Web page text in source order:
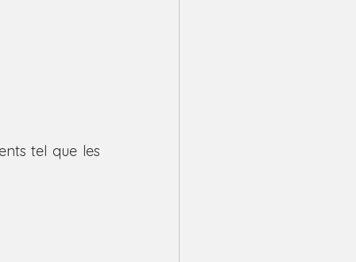
tel que les